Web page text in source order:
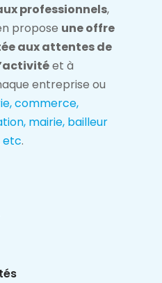
professionnels,
propose une offre
aux attentes de
et à
entreprise ou
commerce,
mairie, bailleur
etc.